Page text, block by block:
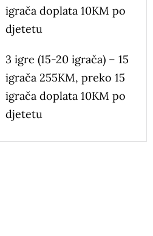
igrača doplata 10KM po
djetetu
3 igre (15-20 igrača) – 15
igrača 255KM, preko 15
igrača doplata 10KM po
djetetu